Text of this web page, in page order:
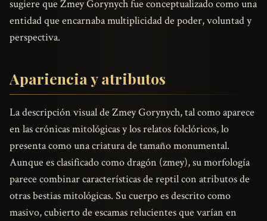
sugiere que Zmey Gorynych fue conceptualizado como una
entidad que encarnaba multiplicidad de poder, voluntad y
perspectiva.
Apariencia y atributos
La descripción visual de Zmey Gorynych, tal como aparece
en las crónicas mitológicas y los relatos folclóricos, lo
presenta como una criatura de tamaño monumental.
Aunque es clasificado como dragón (zmey), su morfología
parece combinar características de reptil con atributos de
otras bestias mitológicas. Su cuerpo es descrito como
masivo, cubierto de escamas relucientes que varían en